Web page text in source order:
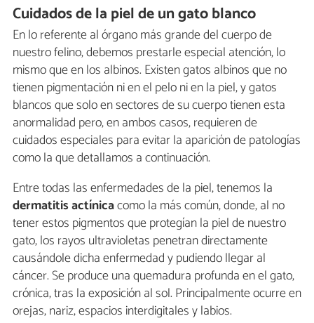
Cuidados de la piel de un gato blanco
En lo referente al órgano más grande del cuerpo de
nuestro felino, debemos prestarle especial atención, lo
mismo que en los albinos. Existen gatos albinos que no
tienen pigmentación ni en el pelo ni en la piel, y gatos
blancos que solo en sectores de su cuerpo tienen esta
anormalidad pero, en ambos casos, requieren de
cuidados especiales para evitar la aparición de patologías
como la que detallamos a continuación.
Entre todas las enfermedades de la piel, tenemos la
dermatitis actínicacomo la más común, donde, al no
tener estos pigmentos que protegían la piel de nuestro
gato, los rayos ultravioletas penetran directamente
causándole dicha enfermedad y pudiendo llegar al
cáncer. Se produce una quemadura profunda en el gato,
crónica, tras la exposición al sol. Principalmente ocurre en
orejas, nariz, espacios interdigitales y labios.